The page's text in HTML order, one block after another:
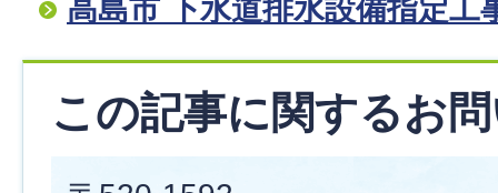
高島市 下水道排水設備指定工
この記事に関するお